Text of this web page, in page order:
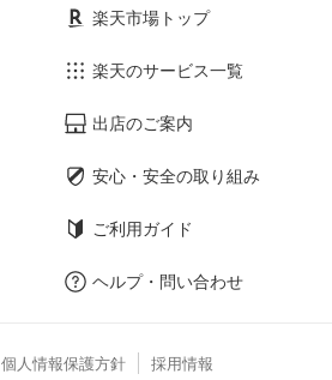
楽天市場トップ
楽天のサービス一覧
出店のご案内
安心・安全の取り組み
ご利用ガイド
ヘルプ・問い合わせ
個人情報保護方針 採用情報